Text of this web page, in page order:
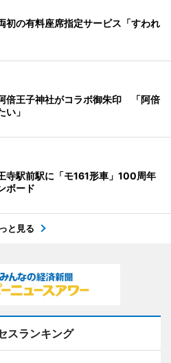
初の有料座席指定サービス「すわれ
倍王子神社がコラボ御朱印 「阿倍
い」
寺駅前駅に「モ161形車」100周年
ボード
と見る
スランキング